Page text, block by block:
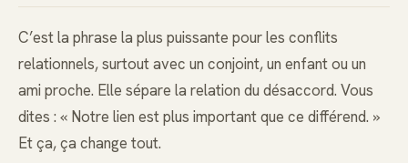
C’est la phrase la plus puissante pour les conflits
relationnels, surtout avec un conjoint, un enfant ou un
ami proche. Elle sépare la relation du désaccord. Vous
dites : « Notre lien est plus important que ce différend. »
Et ça, ça change tout.